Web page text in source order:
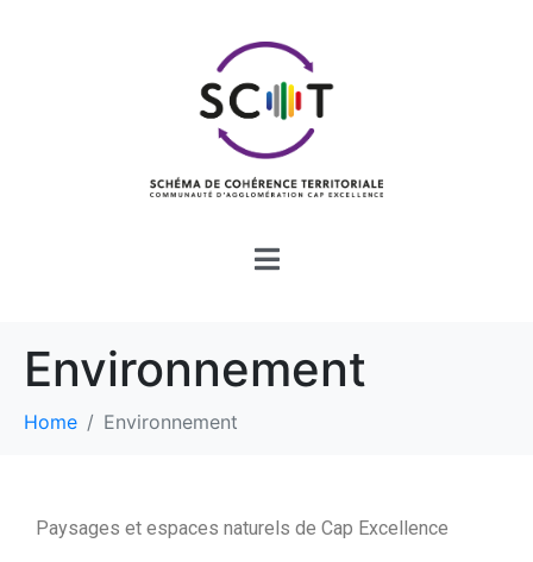
Environnement
Home Environnement
Paysages et espaces naturels de Cap Excellence